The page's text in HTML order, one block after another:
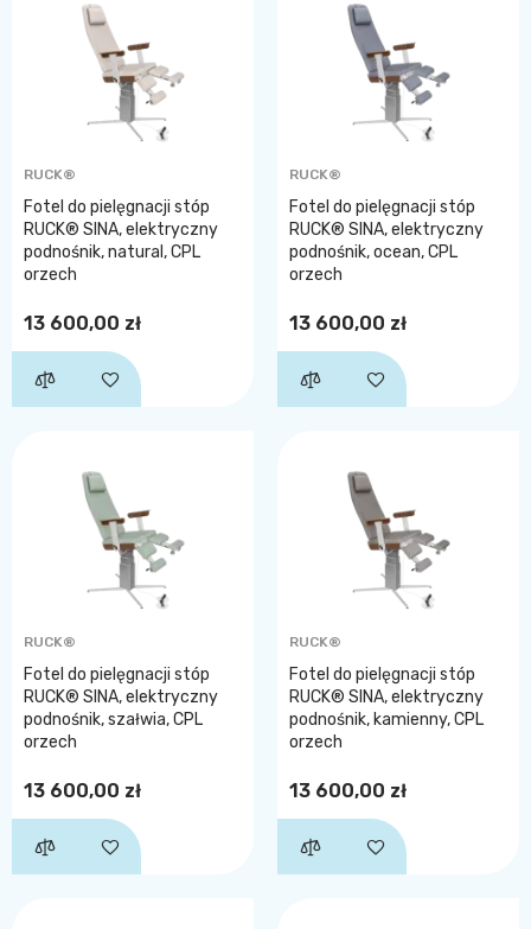
RUCK®
Fotel do pielęgnacji stóp
RUCK® SINA, elektryczny
podnośnik, natural, CPL
orzech
13 600,00 zł
RUCK®
Fotel do pielęgnacji stóp
RUCK® SINA, elektryczny
podnośnik, ocean, CPL
orzech
13 600,00 zł
RUCK®
Fotel do pielęgnacji stóp
RUCK® SINA, elektryczny
podnośnik, szałwia, CPL
orzech
13 600,00 zł
RUCK®
Fotel do pielęgnacji stóp
RUCK® SINA, elektryczny
podnośnik, kamienny, CPL
orzech
13 600,00 zł